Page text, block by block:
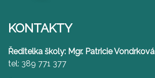
KONTAKTY
Ředitelka školy: Mgr. Patricie Vondrková
tel: 389 771 377